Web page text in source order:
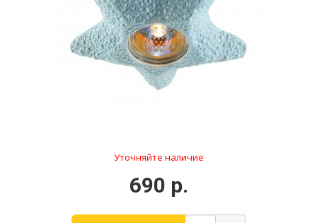
Уточняйте наличие
690 р.